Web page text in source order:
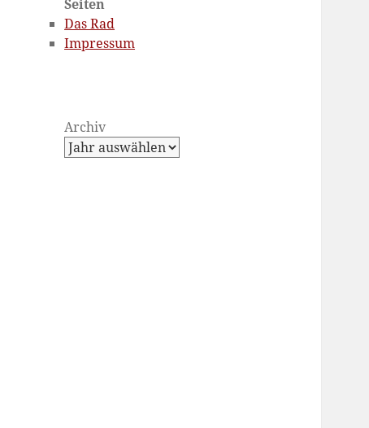
Seiten
Das Rad
Impressum
Archiv